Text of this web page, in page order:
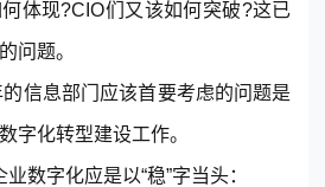
体现?CIO们又该如何突破?这已
问题。
信息部门应该首要考虑的问题是
字化转型建设工作。
数字化应是以“稳”字当头：